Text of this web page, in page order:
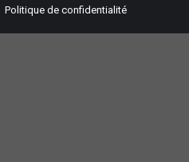
Politique de confidentialité